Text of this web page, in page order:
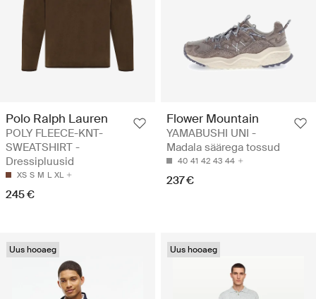
Polo Ralph Lauren
POLY FLEECE-KNT-
SWEATSHIRT -
Dressipluusid
XS S M L XL
245 €
Flower Mountain
YAMABUSHI UNI -
Madala säärega tossud
40 41 42 43 44
237 €
Uus hooaeg Uus hooaeg